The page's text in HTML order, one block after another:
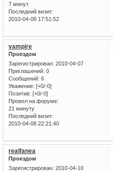
7 минут
Последний визит:
2010-04-06 17:51:52
vampire
Проездом
Зарегистрирован: 2010-04-07
Приглашений: 0
Сообщений: 6
Уважение: [+0/-0]
Позитив: [+0/-0]
Провел на форуме:
21 минуту
Последний визит:
2010-04-08 22:21:40
realfanea
Проездом
Зарегистрирован: 2010-04-10